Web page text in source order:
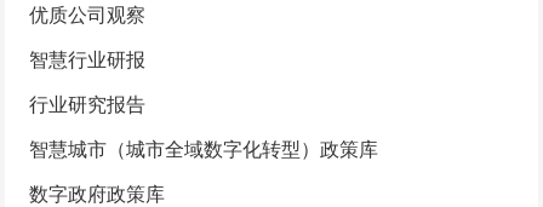
优质公司观察
智慧行业研报
行业研究报告
智慧城市（城市全域数字化转型）政策库
数字政府政策库